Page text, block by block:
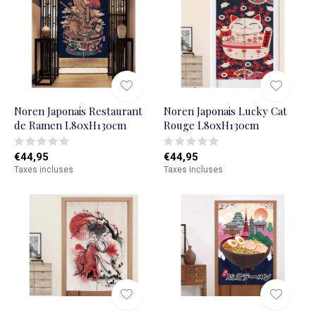
Noren Japonais Restaurant
de Ramen L80xH130cm
€44,95
Taxes incluses
Noren Japonais Lucky Cat
Rouge L80xH130cm
€44,95
Taxes incluses